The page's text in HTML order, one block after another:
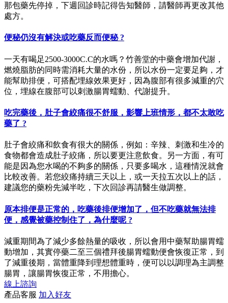
那包藥先停掉，下週回診時記得告知醫師，請醫師再更改其他
處方。
便秘仍沒有解決或吃藥反而便秘 ?
一天有喝足2500-3000C.C的水嗎？竹善堂的中藥會增加代謝，
燃燒脂肪的同時需消耗大量的水份，所以水份一定要足夠，才
能幫助排便，可搭配埋線效果更好，因為腹部有很多減重的穴
位，埋線在腹部可以刺激腸胃蠕動、代謝提升。
吃完藥後，肚子會絞痛很不舒服，影響上班情形，都不太敢吃
藥了 ?
肚子會絞痛和飲食有很大的關係，例如：辛辣、刺激和生冷的
食物都會造成肚子絞痛，所以要更注意飲食。另一方面，有可
能是因為您水喝的不夠多的關係，只要多喝水，這種情況就會
比較改善。若您絞痛持續三天以上，或一天拉五次以上的話，
建議您的藥粉先減半吃，下次回診再請醫生做調整。
原本排便是正常的，吃藥後排便增加了，但不吃藥就無法排
便，感覺被藥控制住了，為什麼呢 ?
減重期間為了減少多餘熱量的吸收，所以會用中藥幫助腸胃蠕
動增加，其實停藥二至三個禮拜後腸胃蠕動便會恢復正常，到
了減重後期，當體重降到理想體重時，便可以以調理為主調整
腸胃，讓腸胃恢復正常，不用擔心。
線上諮詢
產品客服 加入好友